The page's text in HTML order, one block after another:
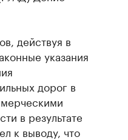
действуя в
указания
дорог в
в результате
к выводу, что